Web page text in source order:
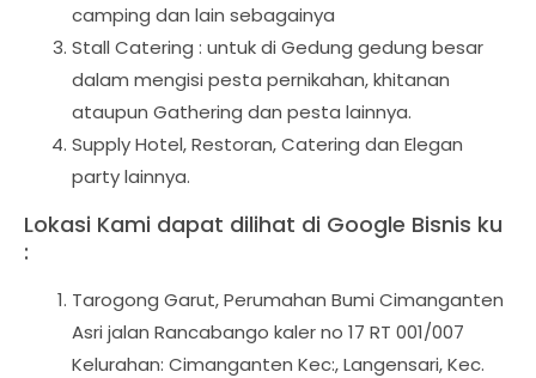
camping dan lain sebagainya
Stall Catering : untuk di Gedung gedung besar
dalam mengisi pesta pernikahan, khitanan
ataupun Gathering dan pesta lainnya.
Supply Hotel, Restoran, Catering dan Elegan
party lainnya.
Lokasi Kami dapat dilihat di Google Bisnis ku
:
Tarogong Garut, Perumahan Bumi Cimanganten
Asri jalan Rancabango kaler no 17 RT 001/007
Kelurahan: Cimanganten Kec:, Langensari, Kec.